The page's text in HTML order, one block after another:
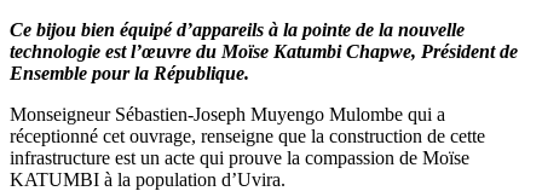
Ce bijou bien équipé d’appareils à la pointe de la nouvelle
technologie est l’œuvre du Moïse Katumbi Chapwe, Président de
Ensemble pour la République.
Monseigneur Sébastien-Joseph Muyengo Mulombe qui a
réceptionné cet ouvrage, renseigne que la construction de cette
infrastructure est un acte qui prouve la compassion de Moïse
KATUMBI à la population d’Uvira.